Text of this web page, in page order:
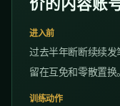
进入前
过去半年断断续续
留在互免和零散置换。
训练动作